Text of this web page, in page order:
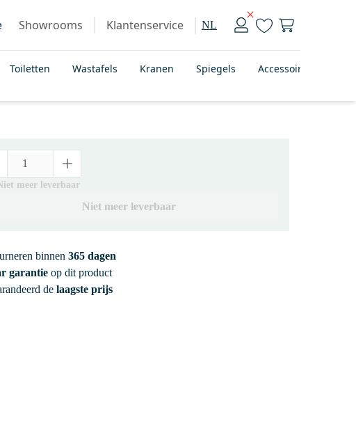
Showrooms Klantenservice NL
Toiletten Wastafels Kranen Spiegels Accessoires
meer leverbaar
Niet meer leverbaar
binnen 365 dagen
garantieop dit product
de laagste prijs